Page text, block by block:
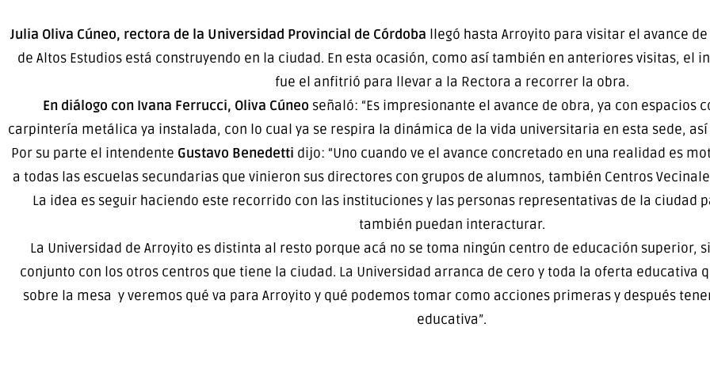
Julia Oliva Cúneo, rectora de la Universidad Provincial de Córdoba llegó hasta Arroyito para visitar el avance
de Altos Estudios está construyendo en la ciudad. En esta ocasión, como así también en anteriores visitas, el
fue el anfitrió para llevar a la Rectora a recorrer la obra.
En diálogo con Ivana Ferrucci, Oliva Cúneo señaló: “Es impresionante el avance de obra, ya con espacios
carpintería metálica ya instalada, con lo cual ya se respira la dinámica de la vida universitaria en esta sede,
Por su parte el intendente Gustavo Benedetti dijo: “Uno cuando ve el avance concretado en una realidad es
a todas las escuelas secundarias que vinieron sus directores con grupos de alumnos, también Centros
La idea es seguir haciendo este recorrido con las instituciones y las personas representativas de la ciudad
también puedan interacturar.
La Universidad de Arroyito es distinta al resto porque acá no se toma ningún centro de educación superior,
conjunto con los otros centros que tiene la ciudad. La Universidad arranca de cero y toda la oferta educativa
sobre la mesa y veremos qué va para Arroyito y qué podemos tomar como acciones primeras y después
educativa”.